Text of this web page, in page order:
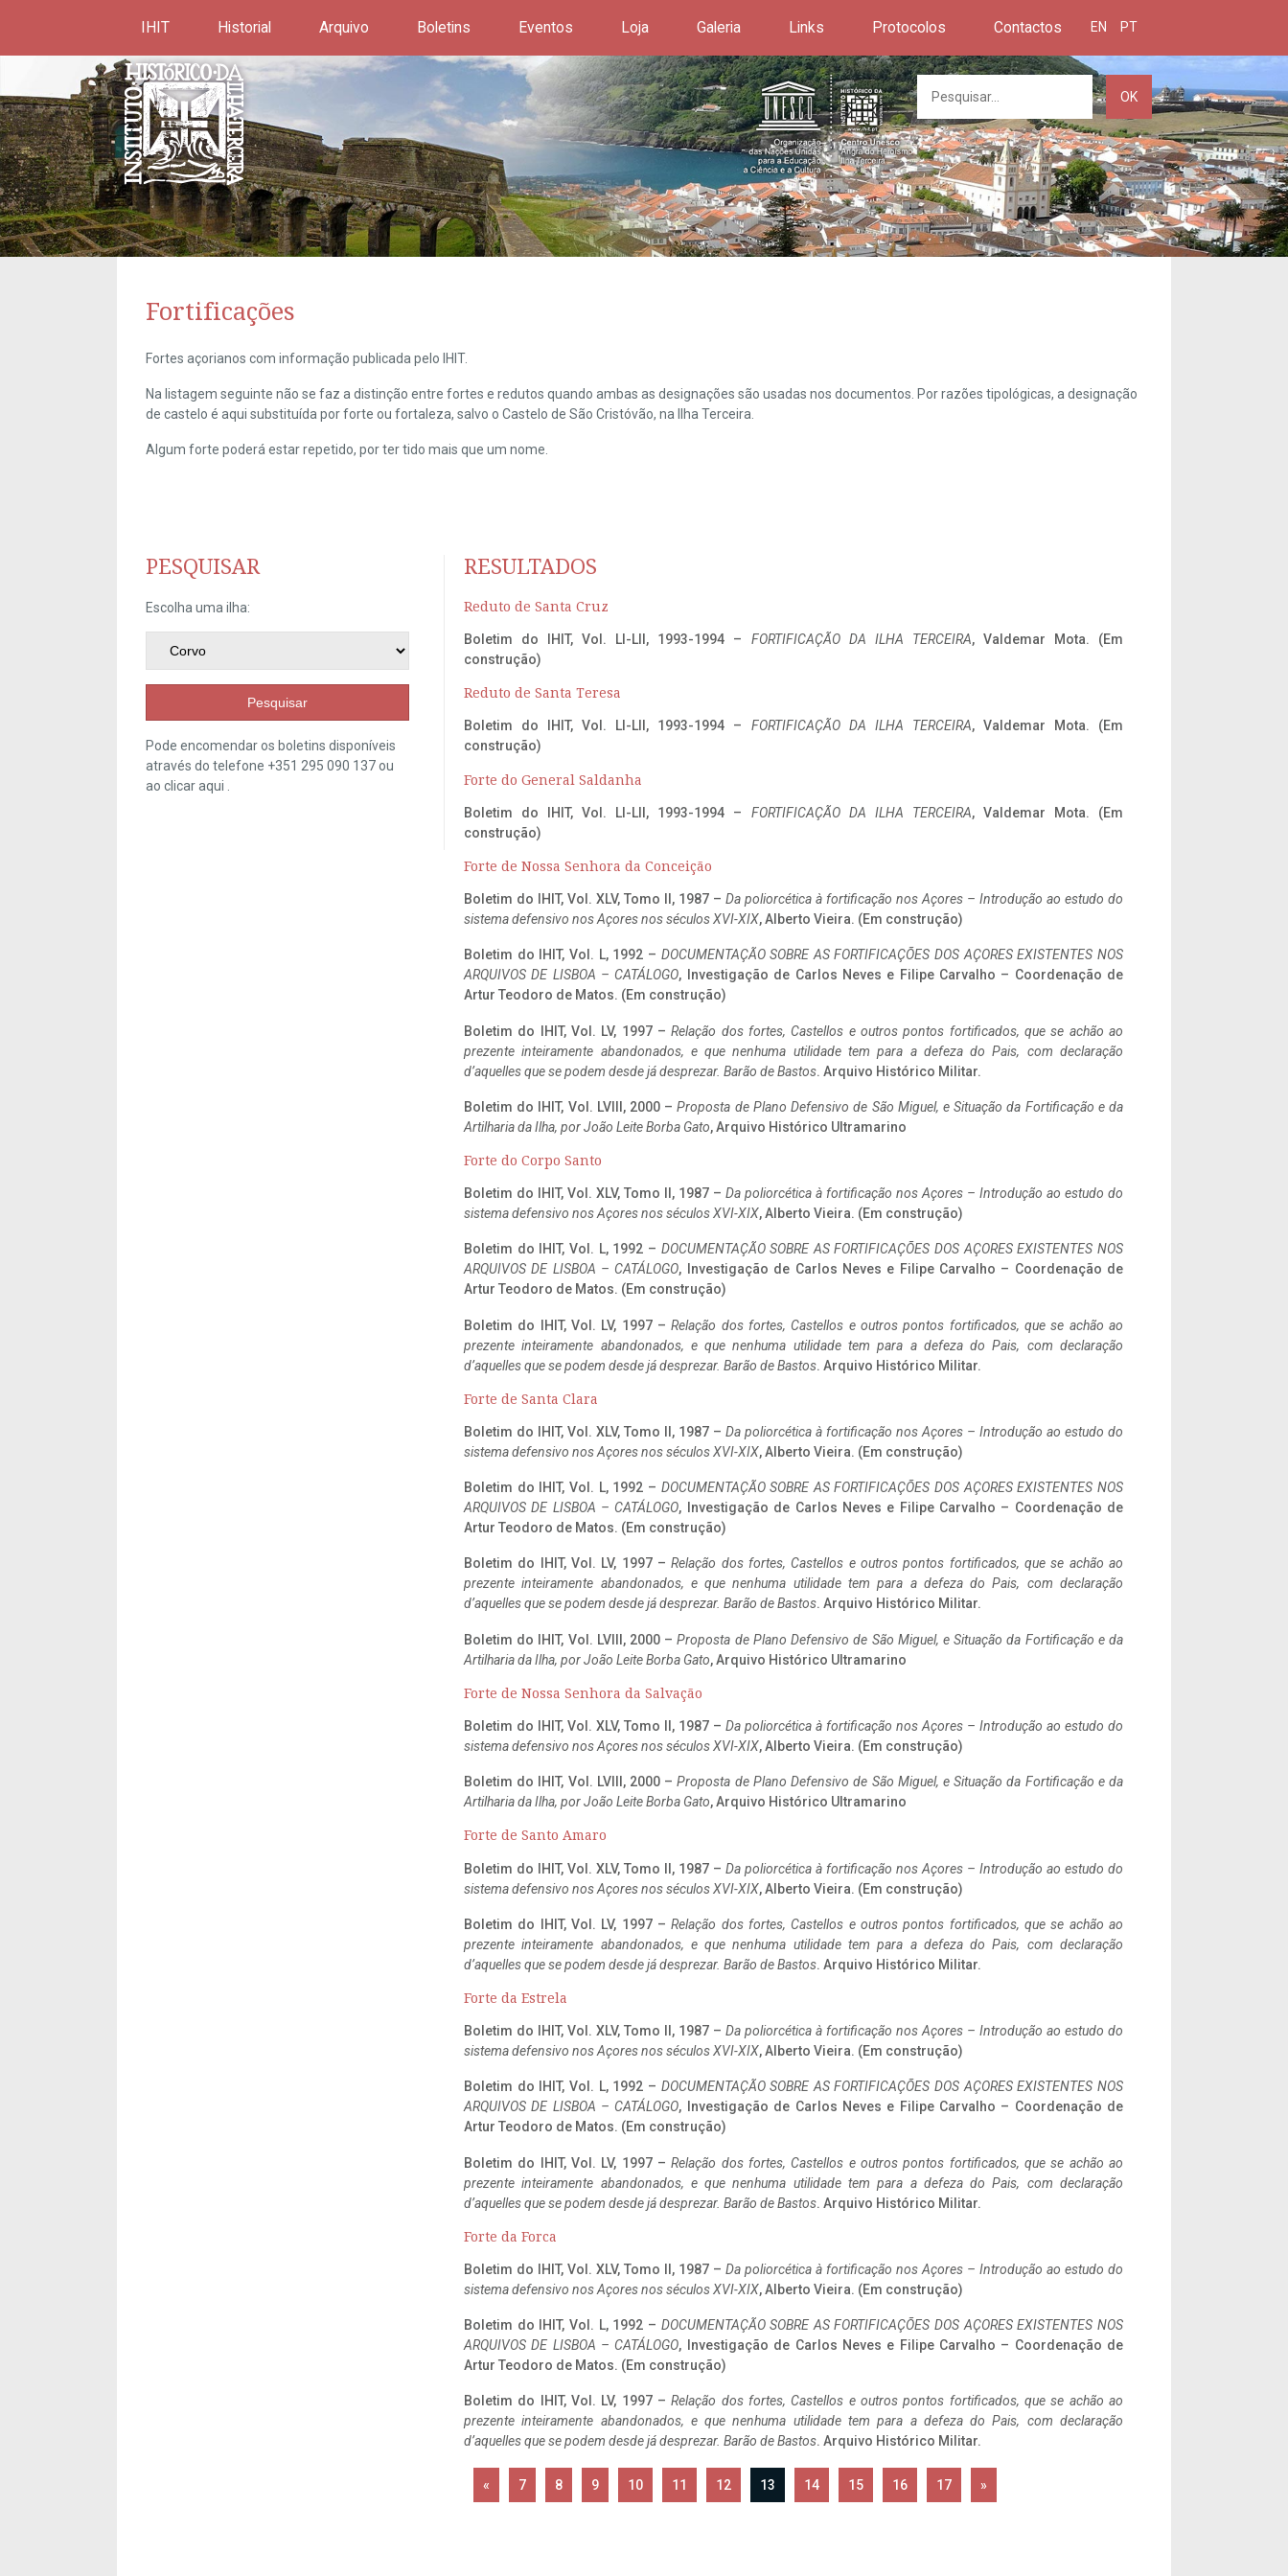
IHIT Historial Arquivo Boletins Eventos Loja Galeria Links Protocolos Contactos EN PT
OK
Fortificações
Fortes açorianos com informação publicada pelo IHIT.
Na listagem seguinte não se faz a distinção entre fortes e redutos quando ambas as designações são usadas nos documentos. Por razões tipológicas, a designação
de castelo é aqui substituída por forte ou fortaleza, salvo o Castelo de São Cristóvão, na Ilha Terceira.
Algum forte poderá estar repetido, por ter tido mais que um nome.
PESQUISAR
Escolha uma ilha:
Pesquisar
Pode encomendar os boletins disponíveis
através do telefone +351 295 090 137 ou
ao clicaraqui
RESULTADOS
Reduto de Santa Cruz
Boletim do IHIT, Vol. LI-LII, 1993-1994 – FORTIFICAÇÃO DA ILHA TERCEIRA, Valdemar Mota. (Em
construção)
Reduto de Santa Teresa
Boletim do IHIT, Vol. LI-LII, 1993-1994 – FORTIFICAÇÃO DA ILHA TERCEIRA, Valdemar Mota. (Em
construção)
Forte do General Saldanha
Boletim do IHIT, Vol. LI-LII, 1993-1994 – FORTIFICAÇÃO DA ILHA TERCEIRA, Valdemar Mota. (Em
construção)
Forte de Nossa Senhora da Conceição
Boletim do IHIT, Vol. XLV, Tomo II, 1987 – Da poliorcética à fortificação nos Açores – Introdução ao estudo do
sistema defensivo nos Açores nos séculos XVI-XIX, Alberto Vieira. (Em construção)
Boletim do IHIT, Vol. L, 1992 – DOCUMENTAÇÃO SOBRE AS FORTIFICAÇÕES DOS AÇORES EXISTENTES NOS
ARQUIVOS DE LISBOA – CATÁLOGO, Investigação de Carlos Neves e Filipe Carvalho – Coordenação de
Artur Teodoro de Matos. (Em construção)
Boletim do IHIT, Vol. LV, 1997 –Relação dos fortes, Castellos e outros pontos fortificados, que se achão ao
prezente inteiramente abandonados, e que nenhuma utilidade tem para a defeza do Pais, com declaração
d’aquelles que se podem desde já desprezar. Barão de Bastos. Arquivo Histórico Militar.
Boletim do IHIT, Vol. LVIII, 2000 –Proposta de Plano Defensivo de São Miguel, e Situação da Fortificação e da
Artilharia da Ilha, por João Leite Borba Gato, Arquivo Histórico Ultramarino
Forte do Corpo Santo
Boletim do IHIT, Vol. XLV, Tomo II, 1987 – Da poliorcética à fortificação nos Açores – Introdução ao estudo do
sistema defensivo nos Açores nos séculos XVI-XIX, Alberto Vieira. (Em construção)
Boletim do IHIT, Vol. L, 1992 – DOCUMENTAÇÃO SOBRE AS FORTIFICAÇÕES DOS AÇORES EXISTENTES NOS
ARQUIVOS DE LISBOA – CATÁLOGO, Investigação de Carlos Neves e Filipe Carvalho – Coordenação de
Artur Teodoro de Matos. (Em construção)
Boletim do IHIT, Vol. LV, 1997 –Relação dos fortes, Castellos e outros pontos fortificados, que se achão ao
prezente inteiramente abandonados, e que nenhuma utilidade tem para a defeza do Pais, com declaração
d’aquelles que se podem desde já desprezar. Barão de Bastos. Arquivo Histórico Militar.
Forte de Santa Clara
Boletim do IHIT, Vol. XLV, Tomo II, 1987 – Da poliorcética à fortificação nos Açores – Introdução ao estudo do
sistema defensivo nos Açores nos séculos XVI-XIX, Alberto Vieira. (Em construção)
Boletim do IHIT, Vol. L, 1992 – DOCUMENTAÇÃO SOBRE AS FORTIFICAÇÕES DOS AÇORES EXISTENTES NOS
ARQUIVOS DE LISBOA – CATÁLOGO, Investigação de Carlos Neves e Filipe Carvalho – Coordenação de
Artur Teodoro de Matos. (Em construção)
Boletim do IHIT, Vol. LV, 1997 –Relação dos fortes, Castellos e outros pontos fortificados, que se achão ao
prezente inteiramente abandonados, e que nenhuma utilidade tem para a defeza do Pais, com declaração
d’aquelles que se podem desde já desprezar. Barão de Bastos. Arquivo Histórico Militar.
Boletim do IHIT, Vol. LVIII, 2000 –Proposta de Plano Defensivo de São Miguel, e Situação da Fortificação e da
Artilharia da Ilha, por João Leite Borba Gato, Arquivo Histórico Ultramarino
Forte de Nossa Senhora da Salvação
Boletim do IHIT, Vol. XLV, Tomo II, 1987 – Da poliorcética à fortificação nos Açores – Introdução ao estudo do
sistema defensivo nos Açores nos séculos XVI-XIX, Alberto Vieira. (Em construção)
Boletim do IHIT, Vol. LVIII, 2000 –Proposta de Plano Defensivo de São Miguel, e Situação da Fortificação e da
Artilharia da Ilha, por João Leite Borba Gato, Arquivo Histórico Ultramarino
Forte de Santo Amaro
Boletim do IHIT, Vol. XLV, Tomo II, 1987 – Da poliorcética à fortificação nos Açores – Introdução ao estudo do
sistema defensivo nos Açores nos séculos XVI-XIX, Alberto Vieira. (Em construção)
Boletim do IHIT, Vol. LV, 1997 –Relação dos fortes, Castellos e outros pontos fortificados, que se achão ao
prezente inteiramente abandonados, e que nenhuma utilidade tem para a defeza do Pais, com declaração
d’aquelles que se podem desde já desprezar. Barão de Bastos. Arquivo Histórico Militar.
Forte da Estrela
Boletim do IHIT, Vol. XLV, Tomo II, 1987 – Da poliorcética à fortificação nos Açores – Introdução ao estudo do
sistema defensivo nos Açores nos séculos XVI-XIX, Alberto Vieira. (Em construção)
Boletim do IHIT, Vol. L, 1992 – DOCUMENTAÇÃO SOBRE AS FORTIFICAÇÕES DOS AÇORES EXISTENTES NOS
ARQUIVOS DE LISBOA – CATÁLOGO, Investigação de Carlos Neves e Filipe Carvalho – Coordenação de
Artur Teodoro de Matos. (Em construção)
Boletim do IHIT, Vol. LV, 1997 –Relação dos fortes, Castellos e outros pontos fortificados, que se achão ao
prezente inteiramente abandonados, e que nenhuma utilidade tem para a defeza do Pais, com declaração
d’aquelles que se podem desde já desprezar. Barão de Bastos. Arquivo Histórico Militar.
Forte da Forca
Boletim do IHIT, Vol. XLV, Tomo II, 1987 – Da poliorcética à fortificação nos Açores – Introdução ao estudo do
sistema defensivo nos Açores nos séculos XVI-XIX, Alberto Vieira. (Em construção)
Boletim do IHIT, Vol. L, 1992 – DOCUMENTAÇÃO SOBRE AS FORTIFICAÇÕES DOS AÇORES EXISTENTES NOS
ARQUIVOS DE LISBOA – CATÁLOGO, Investigação de Carlos Neves e Filipe Carvalho – Coordenação de
Artur Teodoro de Matos. (Em construção)
Boletim do IHIT, Vol. LV, 1997 –Relação dos fortes, Castellos e outros pontos fortificados, que se achão ao
prezente inteiramente abandonados, e que nenhuma utilidade tem para a defeza do Pais, com declaração
d’aquelles que se podem desde já desprezar. Barão de Bastos. Arquivo Histórico Militar.
« 7 8 9 10 11 12 13 14 15 16 17 »